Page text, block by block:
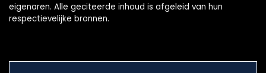
eigenaren. Alle geciteerde inhoud is afgeleid van hun
respectievelijke bronnen.